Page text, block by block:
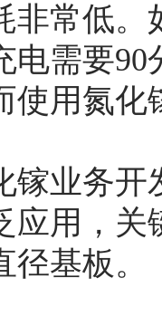
非常低
电需要
使用氮
镓业务开
应用，关
基板。